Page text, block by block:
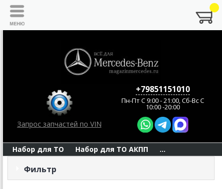
Запрос запчастей по VIN
+79851151010
Пн-Пт C 9:00 - 21:00, Сб-Вс С
10:00 -20:00
Набор для ТО Набор для ТО АКПП ...
Фильтр